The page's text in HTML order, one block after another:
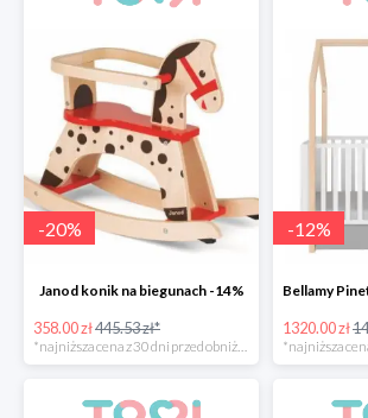
-20%
Janod konik na biegunach -14%
358.00 zł445.53 zł*
-12%
1320.00 zł